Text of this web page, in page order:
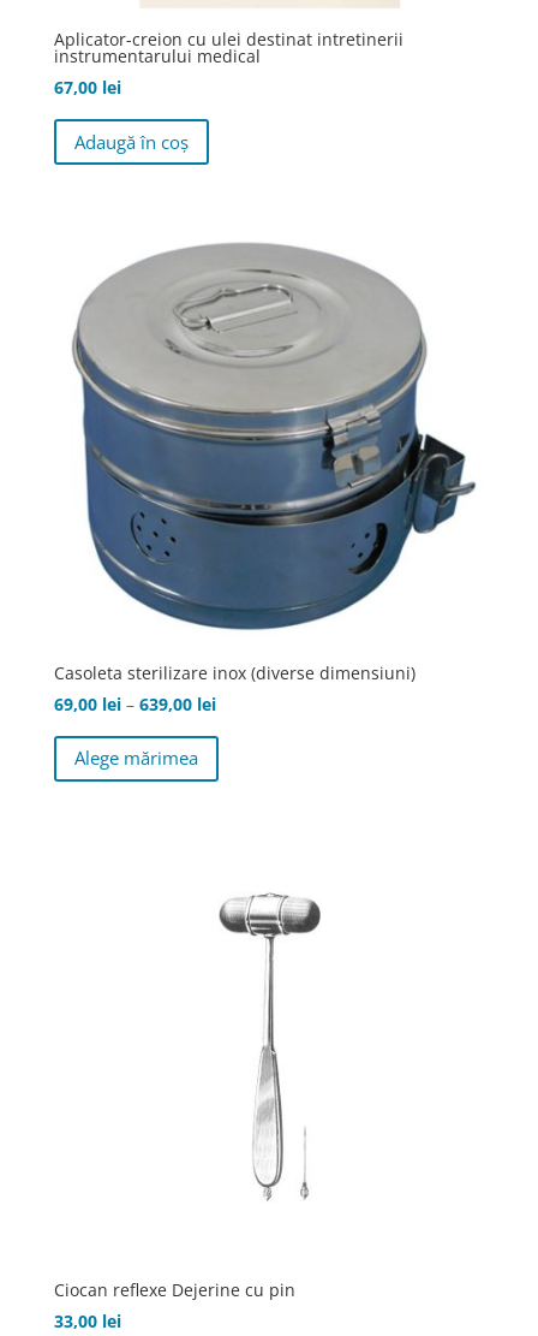
Aplicator-creion cu ulei destinat intretinerii
instrumentarului medical
67,00 lei
Adaugă în coș
Casoleta sterilizare inox (diverse dimensiuni)
69,00 lei – 639,00 leiInterval
de
69,00 lei
Alege mărimea
Acest
are
Opțiunile
pot
pagina
produsului.
Ciocan reflexe Dejerine cu pin
33,00 lei